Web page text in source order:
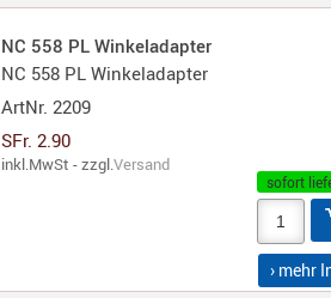
NC 558 PL Winkeladapter
NC 558 PL Winkeladapter
ArtNr.2209
SFr. 2.90
inkl.MwSt - zzgl.Versand
sofort
› mehr